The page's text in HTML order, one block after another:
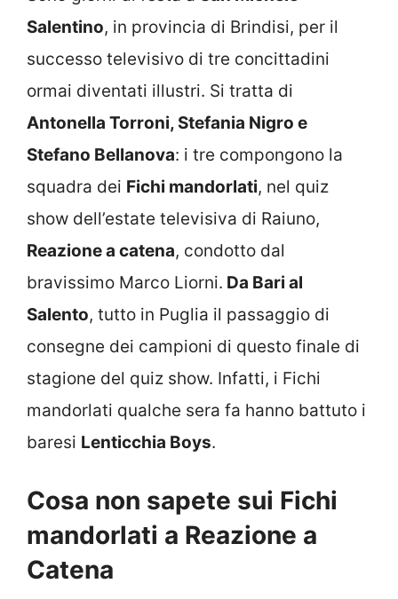
Salentino, in provincia di Brindisi, per il
successo televisivo di tre concittadini
ormai diventati illustri. Si tratta di
Antonella Torroni, Stefania Nigro e
Stefano Bellanova: i tre compongono la
squadra dei Fichi mandorlati, nel quiz
show dell’estate televisiva di Raiuno,
Reazione a catena, condotto dal
bravissimo Marco Liorni. Da Bari al
Salento, tutto in Puglia il passaggio di
consegne dei campioni di questo finale di
stagione del quiz show. Infatti, i Fichi
mandorlati qualche sera fa hanno battuto i
baresi Lenticchia Boys.
Cosa non sapete sui Fichi
mandorlati a Reazione a
Catena